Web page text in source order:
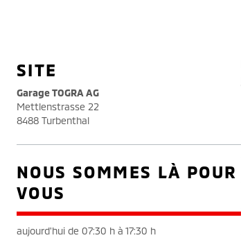
SITE
Garage TOGRA AG
Mettlenstrasse 22
8488 Turbenthal
NOUS SOMMES LÀ POUR
VOUS
aujourd'hui de 07:30 h à 17:30 h